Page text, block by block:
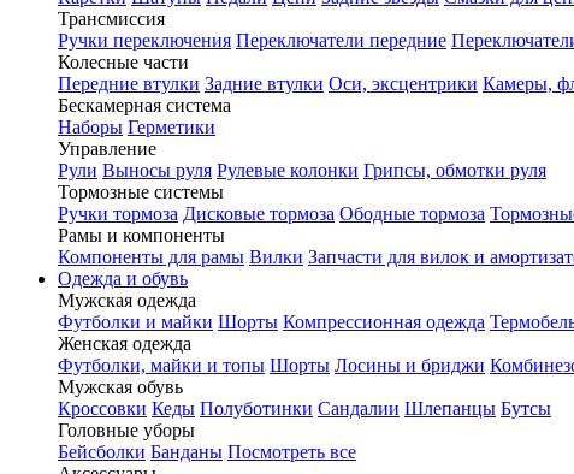
Трансмиссия
Ручки переключения Переключатели передние
Колесные части
Передние втулки Задние втулки Оси, эксцентрики Камеры,
Бескамерная система
Наборы Герметики
Управление
Рули Выносы руля Рулевые колонки Грипсы, обмотки руля
Тормозные системы
Ручки тормоза Дисковые тормоза Ободные тормоза
Рамы и компоненты
Компоненты для рамы Вилки Запчасти для вилок и
Одежда и обувь
Мужская одежда
Футболки и майки Шорты Компрессионная одежда
Женская одежда
Футболки, майки и топы Шорты Лосины и бриджи
Мужская обувь
Кроссовки Кеды Полуботинки Сандалии Шлепанцы Бутсы
Головные уборы
Бейсболки Банданы Посмотреть все